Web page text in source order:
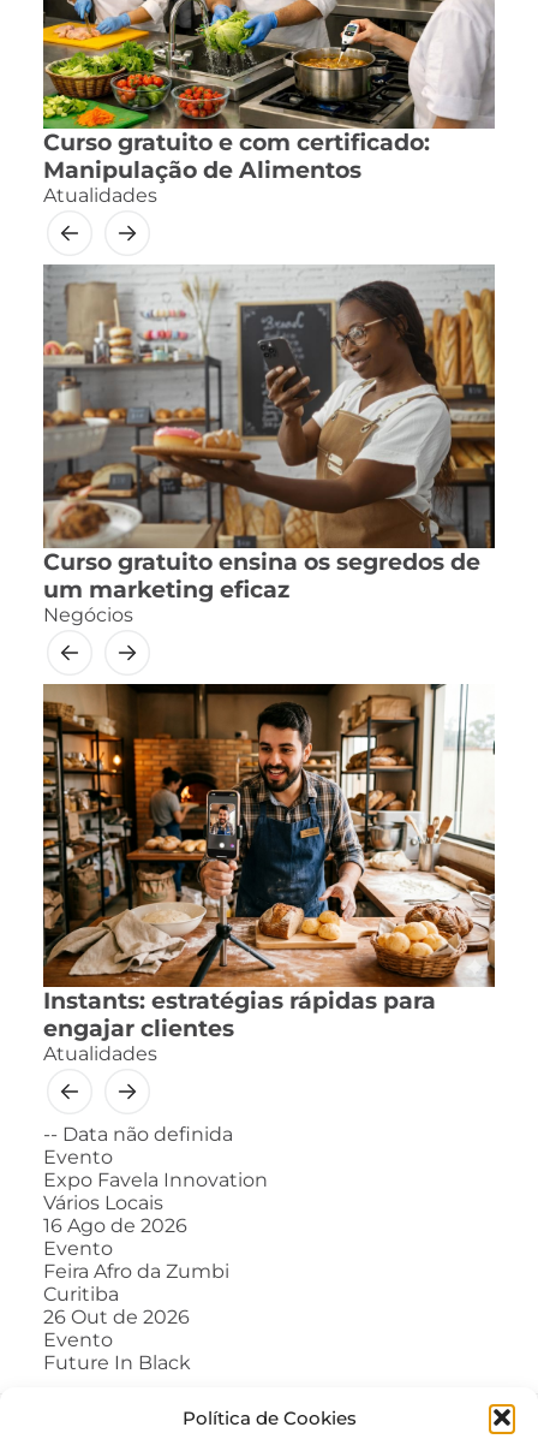
Política de Cookies
Curso gratuito e com certificado:
Manipulação de Alimentos
Atualidades
Curso gratuito ensina os segredos de
um marketing eficaz
Negócios
Instants: estratégias rápidas para
engajar clientes
Atualidades
-- Data não definida
Evento
Expo Favela Innovation
Vários Locais
16 Ago de 2026
Evento
Feira Afro da Zumbi
Curitiba
26 Out de 2026
Evento
Future In Black